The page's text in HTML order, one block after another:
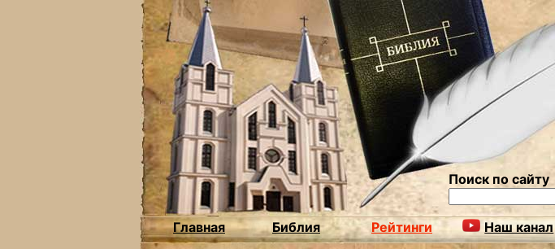
Поиск по сайту
Главная Библия Рейтинги Наш канал